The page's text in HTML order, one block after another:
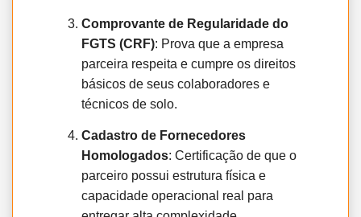
Comprovante de Regularidade do
FGTS (CRF): Prova que a empresa
parceira respeita e cumpre os direitos
básicos de seus colaboradores e
técnicos de solo.
Cadastro de Fornecedores
Homologados: Certificação de que o
parceiro possui estrutura física e
capacidade operacional real para